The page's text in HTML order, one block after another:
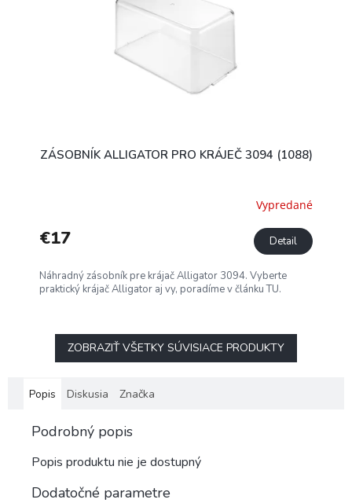
ZÁSOBNÍK ALLIGATOR PRO KRÁJEČ 3094 (1088)
Vypredané
€17 Detail
Náhradný zásobník pre krájač Alligator 3094. Vyberte
praktický krájač Alligator aj vy, poradíme v článku TU.
ZOBRAZIŤ VŠETKY SÚVISIACE PRODUKTY
Popis Diskusia Značka
Podrobný popis
Popis produktu nie je dostupný
Dodatočné parametre